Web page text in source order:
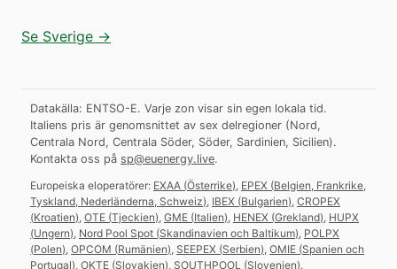
Se Sverige →
Datakälla: ENTSO-E. Varje zon visar sin egen lokala tid.
Italiens pris är genomsnittet av sex delregioner (Nord,
Centrala Nord, Centrala Söder, Söder, Sardinien, Sicilien).
Kontakta oss på sp@euenergy.live.
Europeiska eloperatörer: EXAA (Österrike) EPEX (Belgien, Frankrike,
Tyskland, Nederländerna, Schweiz) IBEX (Bulgarien) CROPEX
(Kroatien) OTE (Tjeckien) GME (Italien) HENEX (Grekland) HUPX
(Ungern) Nord Pool Spot (Skandinavien och Baltikum) POLPX
(Polen) OPCOM (Rumänien) SEEPEX (Serbien) OMIE (Spanien och
Portugal) OKTE (Slovakien) SOUTHPOOL (Slovenien).